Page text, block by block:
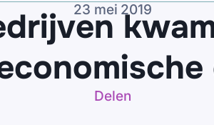
23 mei 2019
Delen